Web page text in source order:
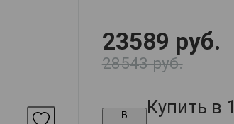
23589 руб.
28543 руб.
В
Купить в 1